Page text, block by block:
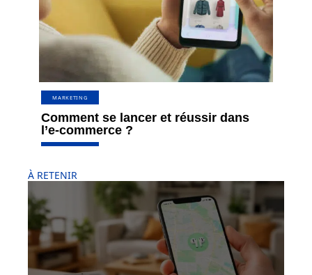
MARKETING
Comment se lancer et réussir dans
l’e-commerce ?
À RETENIR